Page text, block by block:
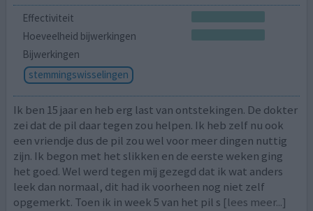
Effectiviteit
Hoeveelheid bijwerkingen
Bijwerkingen
stemmingswisselingen
Ik ben 15 jaar en heb erg last van ontstekingen. De dokter
zei dat de pil daar tegen zou helpen. Ik heb zelf nu ook
een vriendje dus de pil zou wel voor meer dingen nuttig
zijn. Ik begon met het slikken en de eerste weken ging
het goed. Wel werd tegen mij gezegd dat ik wat anders
leek dan normaal, dit had ik voorheen nog niet zelf
opgemerkt. Toen ik in week 5 van het pil s [lees meer...]